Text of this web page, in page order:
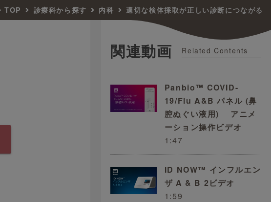
TOP 診療科から探す 内科 適切な検体採取が正しい診断につながる
関連動画 Related Contents
Panbio™ COVID-
19/Flu A&B パネル (鼻
腔ぬぐい液用) アニメ
ーション操作ビデオ
1:47
ID NOW™ インフルエン
ザ A & B 2ビデオ
1:59